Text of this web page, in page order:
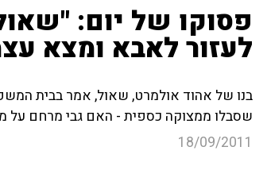
פסוקו של יום:
לעזור לאבא ומצא
בנו של אהוד אולמרט, שאול, אמר בבית
שסבלו ממצוקה כספית - האם גבי מרחם על
18/09/2011